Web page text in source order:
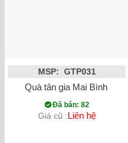
MSP: GTP031
Quà tân gia Mai Bình tích
Đã bán: 82
Giá cũ :Liên hệ